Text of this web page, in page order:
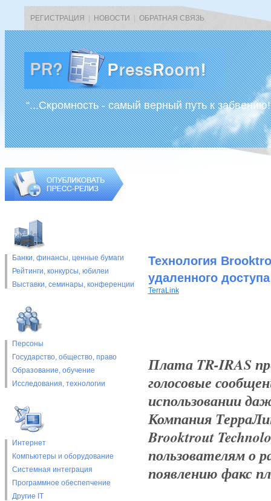
РЕГИСТРАЦИЯ НОВОСТИ ОБРАТНАЯ СВЯЗЬ
“...Скромность - самый верный путь к
Банки, финансы, ценные бумаги
Рейтинги, конкурсы, юбилеи
Выставки, cеминары, конференции
Персоны
Государство, общество, право
Образование, обучение
Исследования, технологии
Интернет
Компьютеры и оборудование
Системная интеграция
Программное обеспепчение
Другие IT
Технология
удаленного доступа
TerraLink
Плата TR-IRAS
голосовые
использовании
Компания
Brooktrout
пользователям о
появлению факс